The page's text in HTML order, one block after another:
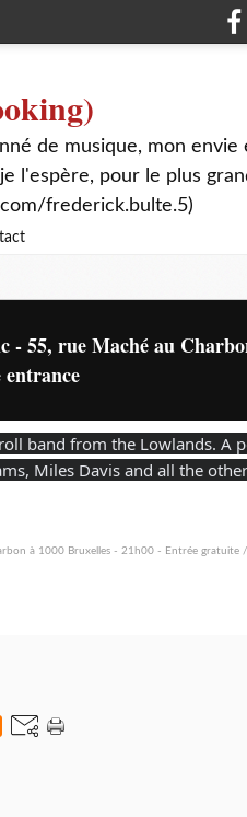
de musique, mon
l'espère, pour le plus
frederick.bulte.5)
- 55, rue Maché au
band from the Lowlands. A
Miles Davis and all the